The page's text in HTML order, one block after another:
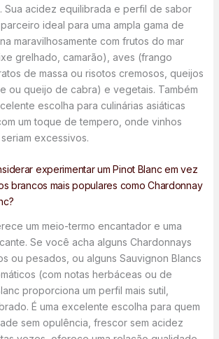
Sua acidez equilibrada e perfil de sabor
ideal para uma ampla gama de
maravilhosamente com frutos do mar
grelhado, camarão), aves (frango
de massa ou risotos cremosos, queijos
ou queijo de cabra) e vegetais. Também
escolha para culinárias asiáticas
um toque de tempero, onde vinhos
excessivos.
experimentar um Pinot Blanc em vez
brancos mais populares como Chardonnay
um meio-termo encantador e uma
Se você acha alguns Chardonnays
ou pesados, ou alguns Sauvignon Blancs
(com notas herbáceas ou de
proporciona um perfil mais sutil,
É uma excelente escolha para quem
sem opulência, frescor sem acidez